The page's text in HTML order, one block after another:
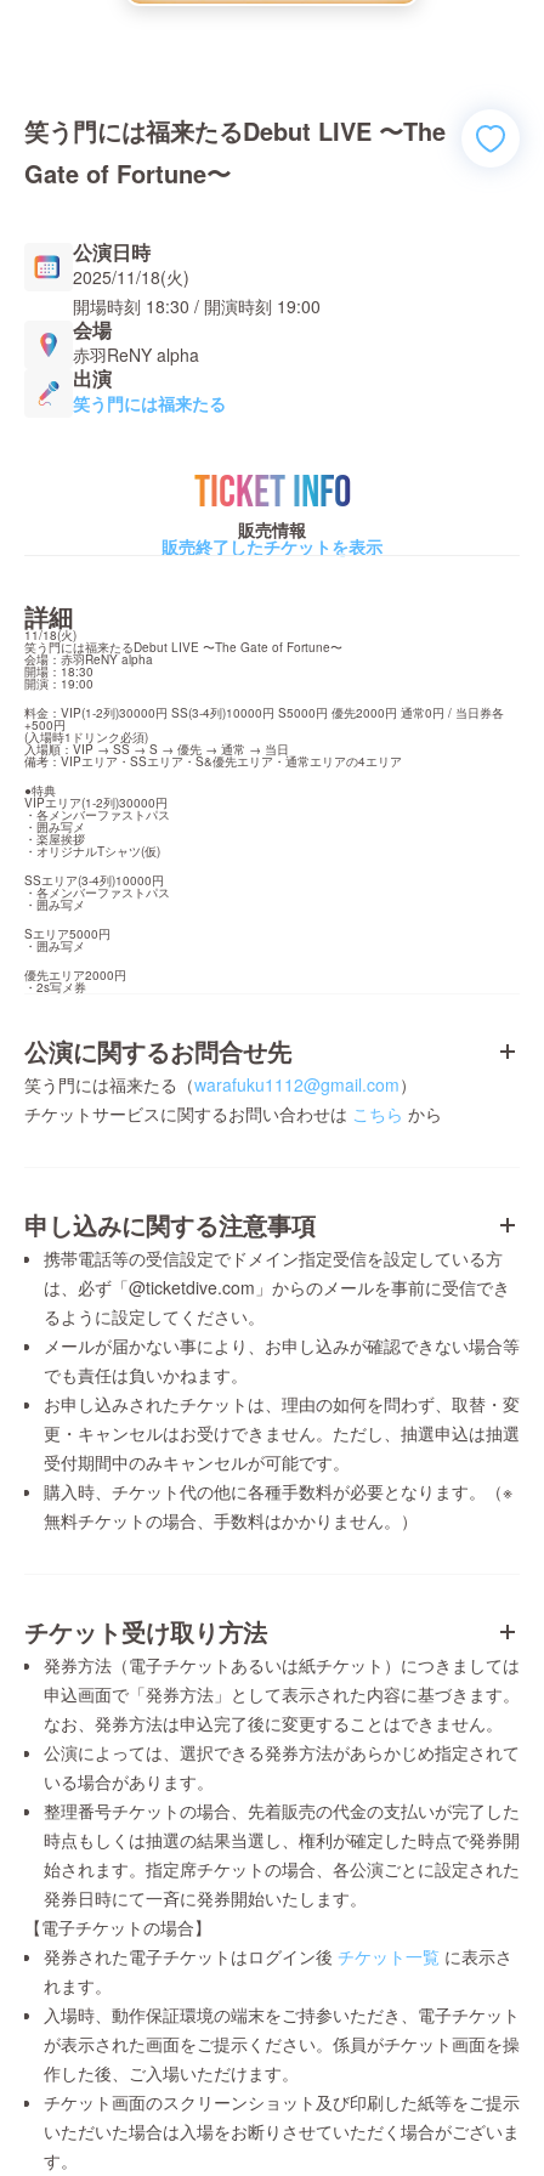
笑う門には福来たるDebut LIVE 〜The
Gate of Fortune〜
公演日時
2025/11/18(火)
開場時刻 18:30 / 開演時刻 19:00
会場
赤羽ReNY alpha
出演
笑う門には福来たる
TICKET INFO
販売情報
販売終了したチケットを表示
詳細
11/18(火)
笑う門には福来たるDebut LIVE 〜The Gate of Fortune〜
会場：赤羽ReNY alpha
開場：18:30
開演：19:00
料金：VIP(1-2列)30000円 SS(3-4列)10000円 S5000円 優先2000円 通常0円 / 当日券各
+500円
(入場時1ドリンク必須)
入場順：VIP → SS → S → 優先 → 通常 → 当日
備考：VIPエリア・SSエリア・S&優先エリア・通常エリアの4エリア
●特典
VIPエリア(1-2列)30000円
・各メンバーファストパス
・囲み写メ
・楽屋挨拶
・オリジナルTシャツ(仮)
SSエリア(3-4列)10000円
・各メンバーファストパス
・囲み写メ
Sエリア5000円
・囲み写メ
優先エリア2000円
・2s写メ券
公演に関するお問合せ先
笑う門には福来たる（warafuku1112@gmail.com）
チケットサービスに関するお問い合わせは こちら から
申し込みに関する注意事項
携帯電話等の受信設定でドメイン指定受信を設定している方
は、必ず「@ticketdive.com」からのメールを事前に受信でき
るように設定してください。
メールが届かない事により、お申し込みが確認できない場合等
でも責任は負いかねます。
お申し込みされたチケットは、理由の如何を問わず、取替・変
更・キャンセルはお受けできません。ただし、抽選申込は抽選
受付期間中のみキャンセルが可能です。
購入時、チケット代の他に各種手数料が必要となります。（※
無料チケットの場合、手数料はかかりません。）
チケット受け取り方法
発券方法（電子チケットあるいは紙チケット）につきましては
申込画面で「発券方法」として表示された内容に基づきます。
なお、発券方法は申込完了後に変更することはできません。
公演によっては、選択できる発券方法があらかじめ指定されて
いる場合があります。
整理番号チケットの場合、先着販売の代金の支払いが完了した
時点もしくは抽選の結果当選し、権利が確定した時点で発券開
始されます。指定席チケットの場合、各公演ごとに設定された
発券日時にて一斉に発券開始いたします。
【電子チケットの場合】
発券された電子チケットはログイン後 チケット一覧 に表示さ
れます。
入場時、動作保証環境の端末をご持参いただき、電子チケット
が表示された画面をご提示ください。係員がチケット画面を操
作した後、ご入場いただけます。
チケット画面のスクリーンショット及び印刷した紙等をご提示
いただいた場合は入場をお断りさせていただく場合がございま
す。